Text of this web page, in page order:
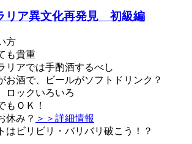
リア異文化再発見 初級編
方
も貴重
リアでは手酌酒するべし
お酒で、ビールがソフトドリンク？
ロックいろいろ
もＯＫ！
休み？ ＞＞詳細情報
はビリビリ・バリバリ破こう！？